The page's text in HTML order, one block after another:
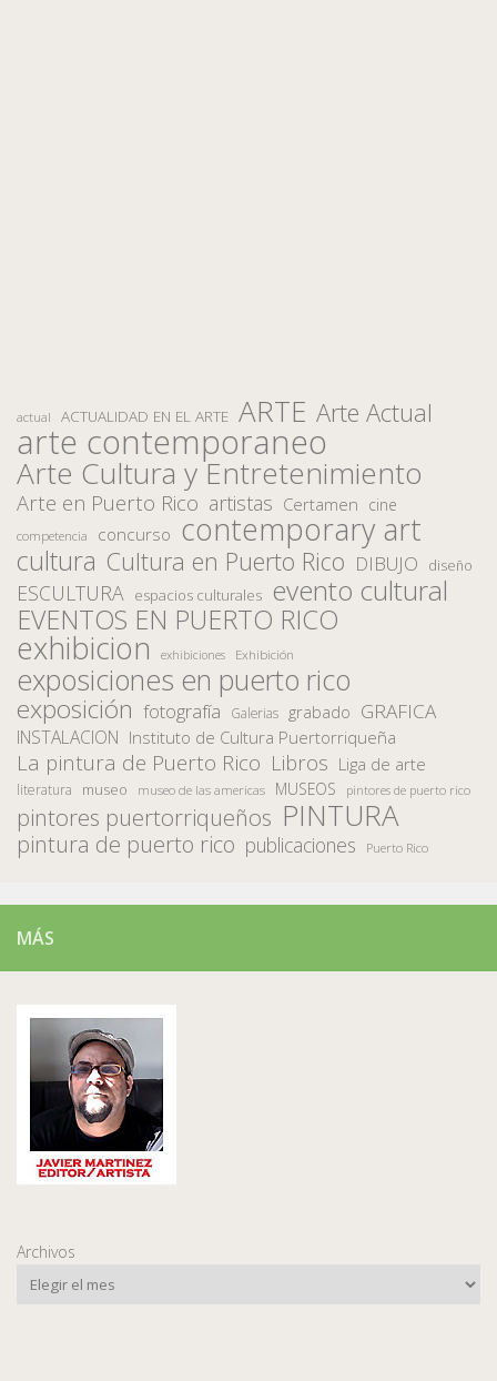
actual ACTUALIDAD EN EL ARTE ARTE Arte Actual
arte contemporaneo
Arte Cultura y Entretenimiento
Arte en Puerto Rico artistas Certamen cine
competencia concurso contemporary art
cultura Cultura en Puerto Rico DIBUJO diseño
ESCULTURA espacios culturales evento cultural
EVENTOS EN PUERTO RICO
exhibicion exhibiciones Exhibición
exposiciones en puerto rico
exposición fotografía Galerias grabado GRAFICA
INSTALACION Instituto de Cultura Puertorriqueña
La pintura de Puerto Rico Libros Liga de arte
literatura museo museo de las americas MUSEOS pintores de puerto rico
pintores puertorriqueños PINTURA
pintura de puerto rico publicaciones Puerto Rico
MÁS
Archivos